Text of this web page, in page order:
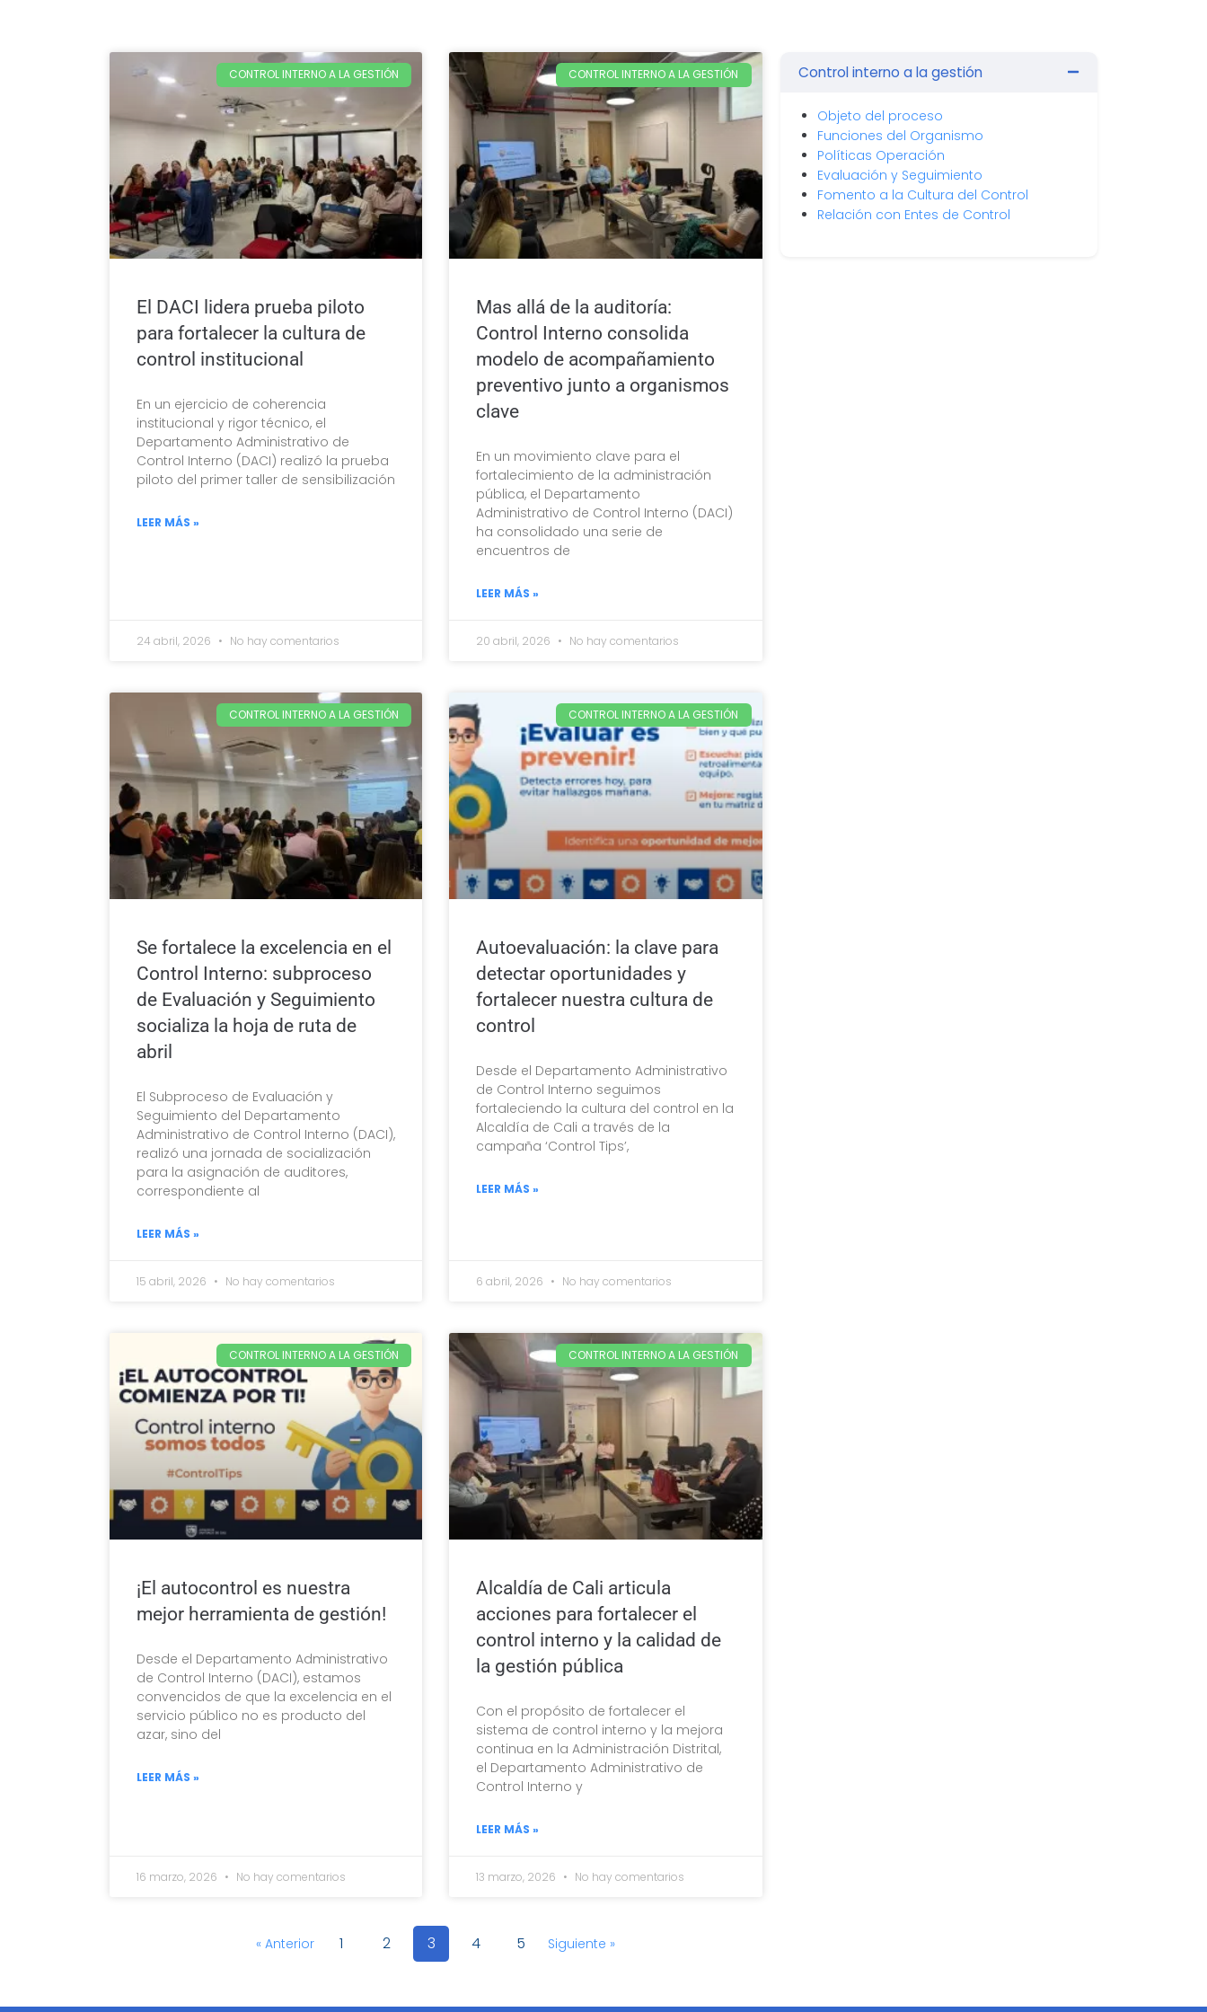
CONTROL INTERNO A LA GESTIÓN
El DACI lidera prueba piloto
para fortalecer la cultura de
control institucional
En un ejercicio de coherencia
institucional y rigor técnico, el
Departamento Administrativo de
Control Interno (DACI) realizó la prueba
piloto del primer taller de sensibilización
LEER MÁS »
24 abril, 2026 No hay comentarios
CONTROL INTERNO A LA GESTIÓN
Mas allá de la auditoría:
Control Interno consolida
modelo de acompañamiento
preventivo junto a organismos
clave
En un movimiento clave para el
fortalecimiento de la administración
pública, el Departamento
Administrativo de Control Interno (DACI)
ha consolidado una serie de
encuentros de
LEER MÁS »
20 abril, 2026 No hay comentarios
CONTROL INTERNO A LA GESTIÓN
Se fortalece la excelencia en el
Control Interno: subproceso
de Evaluación y Seguimiento
socializa la hoja de ruta de
abril
El Subproceso de Evaluación y
Seguimiento del Departamento
Administrativo de Control Interno (DACI),
realizó una jornada de socialización
para la asignación de auditores,
correspondiente al
LEER MÁS »
15 abril, 2026 No hay comentarios
CONTROL INTERNO A LA GESTIÓN
Autoevaluación: la clave para
detectar oportunidades y
fortalecer nuestra cultura de
control
Desde el Departamento Administrativo
de Control Interno seguimos
fortaleciendo la cultura del control en la
Alcaldía de Cali a través de la
campaña ‘Control Tips’,
LEER MÁS »
6 abril, 2026 No hay comentarios
CONTROL INTERNO A LA GESTIÓN
¡El autocontrol es nuestra
mejor herramienta de gestión!
Desde el Departamento Administrativo
de Control Interno (DACI), estamos
convencidos de que la excelencia en el
servicio público no es producto del
azar, sino del
LEER MÁS »
16 marzo, 2026 No hay comentarios
CONTROL INTERNO A LA GESTIÓN
Alcaldía de Cali articula
acciones para fortalecer el
control interno y la calidad de
la gestión pública
Con el propósito de fortalecer el
sistema de control interno y la mejora
continua en la Administración Distrital,
el Departamento Administrativo de
Control Interno y
LEER MÁS »
13 marzo, 2026 No hay comentarios
« Anterior 1 2 3 4 5 Siguiente »
Control interno a la gestión
Objeto del proceso
Funciones del Organismo
Políticas Operación
Evaluación y Seguimiento
Fomento a la Cultura del Control
Relación con Entes de Control